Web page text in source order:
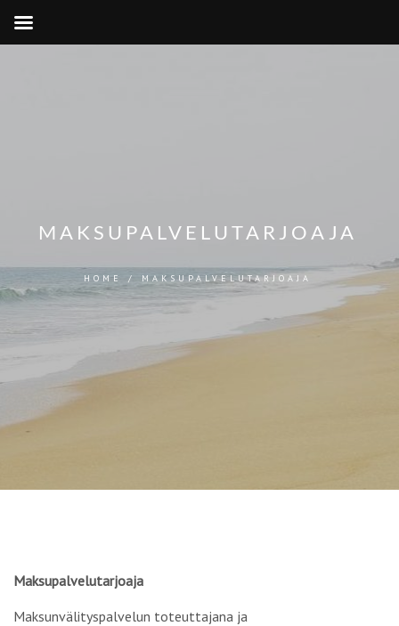
MAKSUPALVELUTARJOAJA
HOME / MAKSUPALVELUTARJOAJA
Maksupalvelutarjoaja
Maksunvälityspalvelun toteuttajana ja